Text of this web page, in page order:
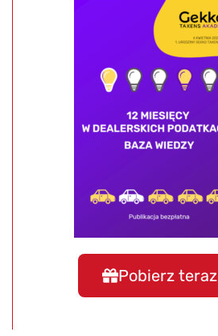
Pobierz teraz